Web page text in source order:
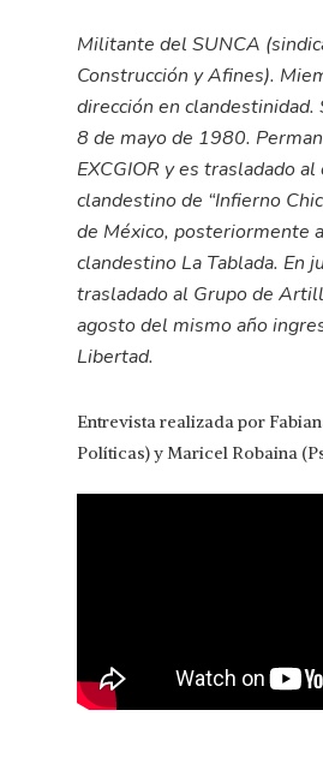
Militante del SUNCA
Construcción y Afines).
dirección en clandestinidad.
8 de mayo de 1980.
EXCGIOR y es trasladado
clandestino de “Infierno
de México, posteriormente
clandestino La Tablada. En
trasladado al Grupo de
agosto del mismo año
Libertad.
Entrevista realizada por
Políticas) y Maricel Robaina